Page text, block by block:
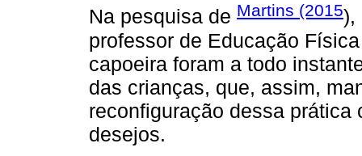
Na pesquisa de Martins (2015),
professor de Educação
capoeira foram a todo
das crianças, que, assim,
reconfiguração dessa
desejos.